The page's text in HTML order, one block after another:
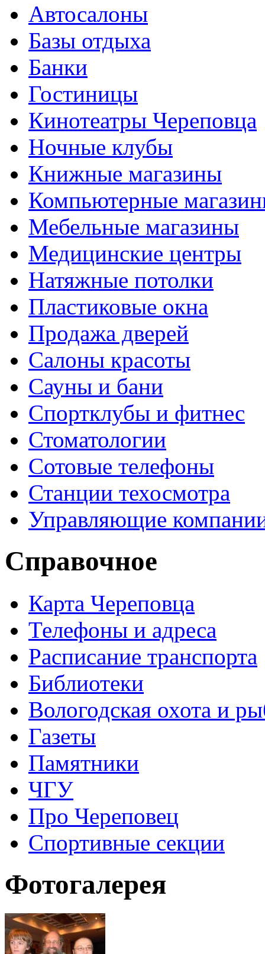
Автосалоны
Базы отдыха
Банки
Гостиницы
Кинотеатры Череповца
Ночные клубы
Книжные магазины
Компьютерные
Мебельные магазины
Медицинские центры
Натяжные потолки
Пластиковые окна
Продажа дверей
Салоны красоты
Сауны и бани
Спортклубы и фитнес
Стоматологии
Сотовые телефоны
Станции техосмотра
Управляющие
Справочное
Карта Череповца
Телефоны и адреса
Расписание транспорта
Библиотеки
Вологодская охота и
Газеты
Памятники
ЧГУ
Про Череповец
Спортивные секции
Фотогалерея